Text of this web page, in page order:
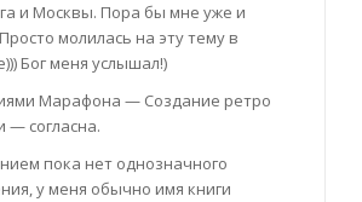
и Москвы. Пора бы мне уже и
молилась на эту тему в
Бог меня услышал!)
Марафона — Создание ретро
— согласна.
пока нет однозначного
у меня обычно имя книги